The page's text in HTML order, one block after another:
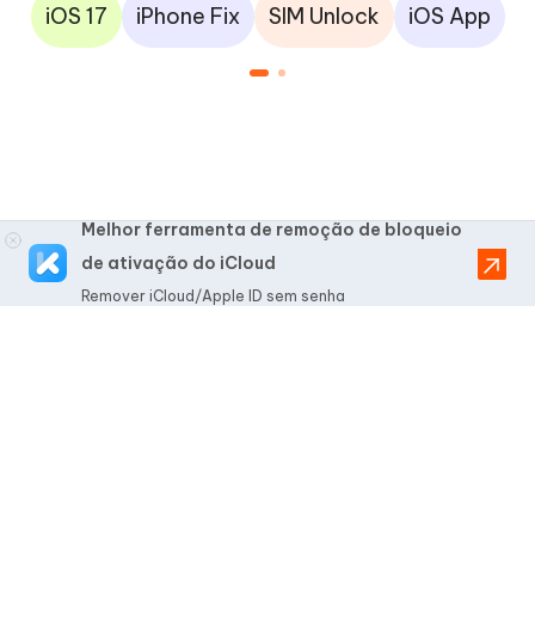
iOS 17 iPhone Fix SIM Unlock iOS App
Melhor ferramenta de remoção de bloqueio
de ativação do iCloud
Remover iCloud/Apple ID sem senha